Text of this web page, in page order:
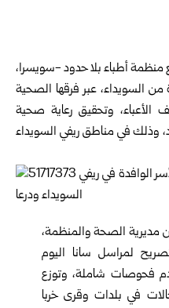
منظمة أطباء بلا حدود -سويسرا،
من السويداء، عبر فرقها الصحية
الأعباء، وتحقيق رعاية صحية
في مناطق ريفي السويداء
الصحة والمنظمة،
لمراسل سانا اليوم
فحوصات شاملة، وتوزع
في بلدات وقرى خربا